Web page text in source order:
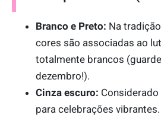
Branco e Preto: Na
cores são associadas ao
totalmente brancos
dezembro!).
Cinza escuro: Considerado
para celebrações vibrantes.